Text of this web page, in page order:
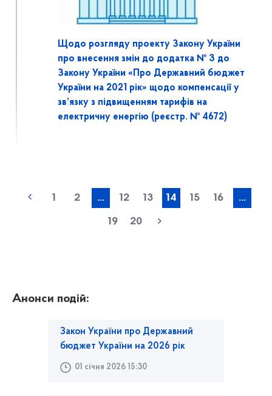
Щодо розгляду проекту Закону України
про внесення змін до додатка № 3 до
Закону України «Про Державний бюджет
України на 2021 рік» щодо компенсації у
зв’язку з підвищенням тарифів на
електричну енергію (реєстр. № 4672)
1 2 ... 12 13 14 15 16 ...
19 20
Анонси подій:
Закон України про Державний
бюджет України на 2026 рік
01 січня 2026 15:30